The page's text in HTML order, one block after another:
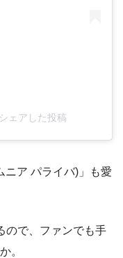
ェアした投稿
ニア パライバ)」も愛
ので、ファンでも手
。